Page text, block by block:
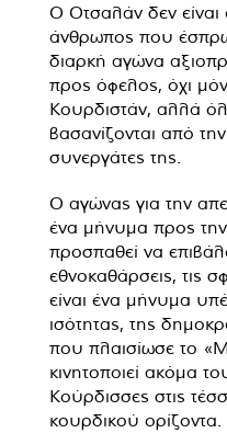
Ο Οτσαλάν δεν είναι
άνθρωπος που
διαρκή αγώνα
προς όφελος, όχι
Κουρδιστάν, αλλά
βασανίζονται από
συνεργάτες της.
Ο αγώνας για την
ένα μήνυμα προς την
προσπαθεί να
εθνοκαθάρσεις, τις
είναι ένα μήνυμα
ισότητας, της
που πλαισίωσε το
κινητοποιεί ακόμα
Κούρδισσες στις
κουρδικού ορίζοντα.